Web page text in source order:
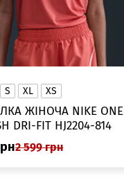
S XL XS
ЖІНОЧА NIKE ONE
SWOOSH DRI-FIT HJ2204-814
2 599 грн